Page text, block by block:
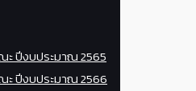
ะ ปีงบประมาณ 2565
ะ ปีงบประมาณ 2566